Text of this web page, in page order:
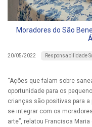
Moradores do São
20/05/2022 Responsabilidade
“Ações que falam sobre
oportunidade para os
crianças são positivas para a
se integrar com os
arte”, relatou Francisca